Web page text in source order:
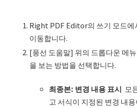
Right PDF Editor의 쓰기 모드
이동합니다.
[풍선 도움말] 위의 드롭다운 메
을 보는 방법을 선택합니다.
최종본: 변경 내용 표시 모
고 서식이 지정된 변경 내